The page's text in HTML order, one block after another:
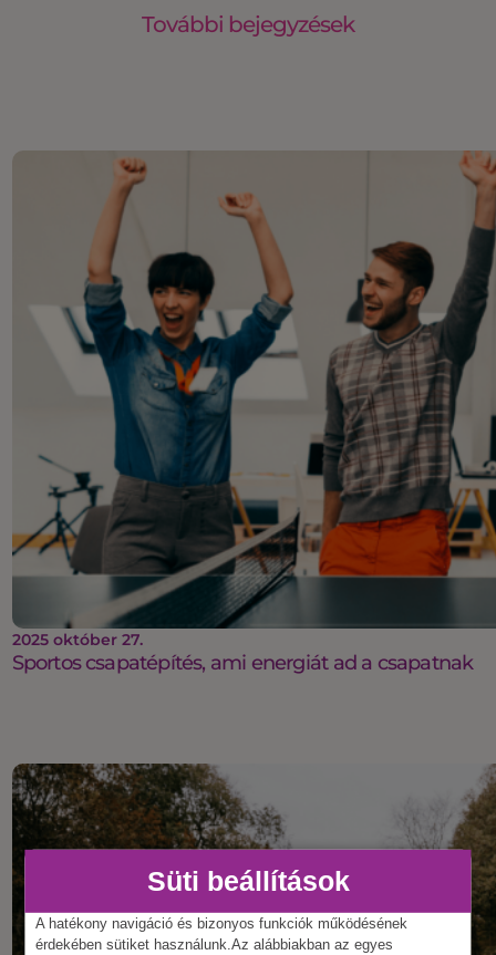
További bejegyzések
2025 október 27.
Sportos csapatépítés, ami energiát ad a csapatnak
Süti beállítások
A hatékony navigáció és bizonyos funkciók működésének
érdekében sütiket használunk.Az alábbiakban az egyes